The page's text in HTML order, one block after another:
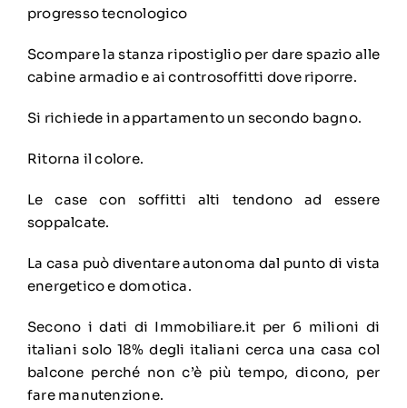
progresso tecnologico
Scompare la stanza ripostiglio per dare spazio alle
cabine armadio e ai controsoffitti dove riporre.
Si richiede in appartamento un secondo bagno.
Ritorna il colore.
Le case con soffitti alti tendono ad essere
soppalcate.
La casa può diventare autonoma dal punto di vista
energetico e domotica.
Secono i dati di Immobiliare.it per 6 milioni di
italiani solo 18% degli italiani cerca una casa col
balcone perché non c’è più tempo, dicono, per
fare manutenzione.